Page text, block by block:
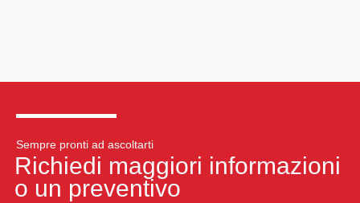
Sempre pronti ad ascoltarti
Richiedi maggiori informazioni
o un preventivo